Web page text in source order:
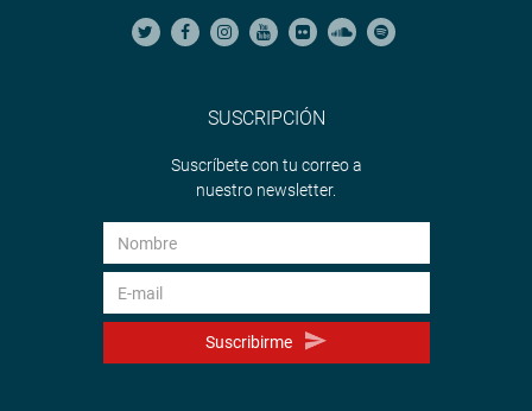
SUSCRIPCIÓN
Suscríbete con tu correo a
nuestro newsletter.
Suscribirme